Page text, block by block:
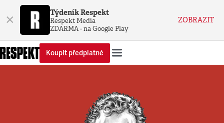
× Týdeník Respekt
Respekt Media
ZDARMA - na Google Play
ZOBRAZIT
Koupit předplatné